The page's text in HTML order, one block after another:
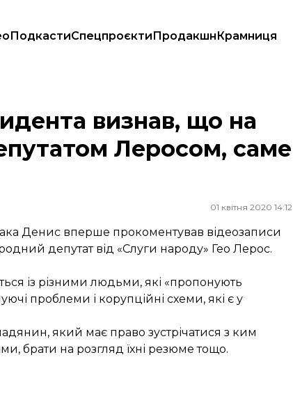
ПодкастиСпецпроєктиПродакшнКрамниця
Леросом, саме він
визнав, що на
Леросом, саме
01 квітня 2020 14:12
Денис вперше прокоментував відеозаписи
депутат від «Слуги народу» Гео Лерос.
із різними людьми, які «пропонують
проблеми і корупційні схеми, які є у
який має право зустрічатися з ким
брати на розгляд їхні резюме тощо.